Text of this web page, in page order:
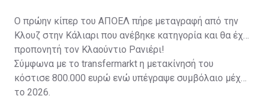
Ο πρώην κίπερ του ΑΠΟΕΛ πήρε μεταγραφή από την
Κλουζ στην Κάλιαρι που ανέβηκε κατηγορία και θα έχει
προπονητή τον Κλαούντιο Ρανιέρι!
Σύμφωνα με το transfermarkt η μετακίνησή του
κόστισε 800.000 ευρώ ενώ υπέγραψε συμβόλαιο μέχρι
το 2026.